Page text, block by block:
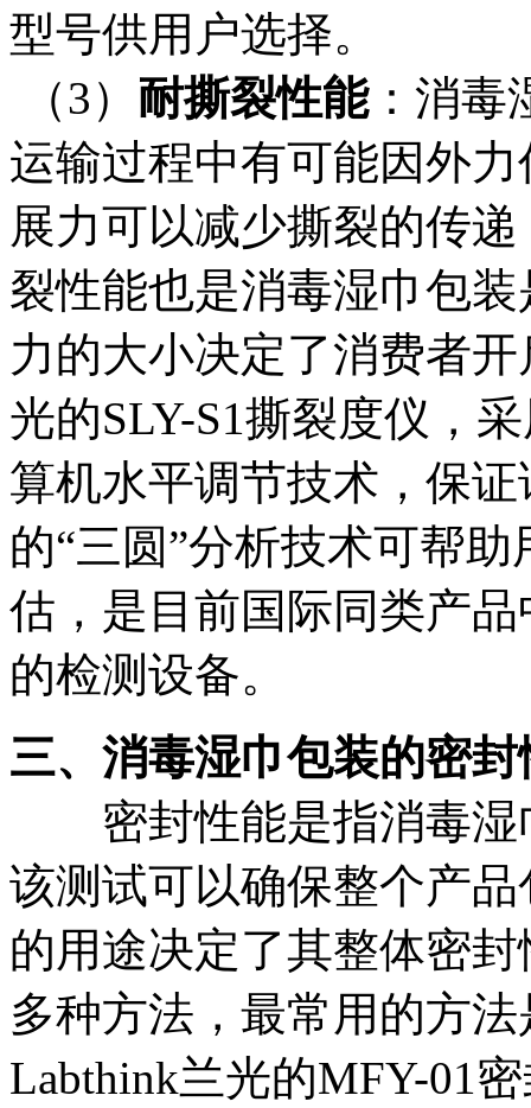
型号供用户选择。
（3） 耐撕裂性能：消毒
运输过程中有可能因外
展力可以减少撕裂的传
裂性能也是消毒湿巾包
力的大小决定了消费者
光的SLY-S1撕裂度仪，
算机水平调节技术，保
的“三圆”分析技术可帮
估，是目前国际同类产
的检测设备。
三、消毒湿巾包装的密封
密封性能是指消毒
该测试可以确保整个产
的用途决定了其整体密
多种方法，最常用的方
Labthink兰光的MFY-01